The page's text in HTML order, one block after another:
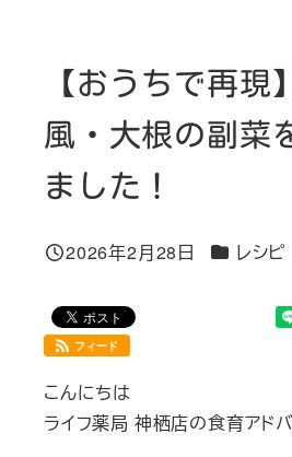
【おうちで再現
風・大根の副菜
ました！
投稿日
2026年2月28日 カテゴリー
レシピ
フィード
こんにちは
ライフ薬局 神栖店の食育アド